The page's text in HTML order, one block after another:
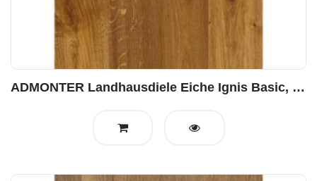
ADMONTER Landhausdiele Eiche Ignis Basic, gebürstet geölt